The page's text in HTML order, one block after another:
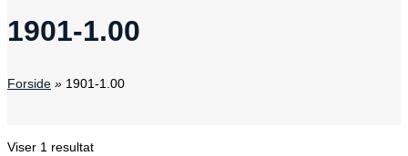
1901-1.00
Forside » 1901-1.00
Viser 1 resultat